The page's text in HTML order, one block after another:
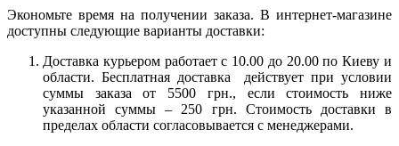
Экономьте время на получении заказа. В интернет-магазине
доступны следующие варианты доставки:
Доставка курьером работает с 10.00 до 20.00 по Киеву и
области. Бесплатная доставка действует при условии
суммы заказа от 5500 грн., если стоимость ниже
указанной суммы – 250 грн. Стоимость доставки в
пределах области согласовывается с менеджерами.